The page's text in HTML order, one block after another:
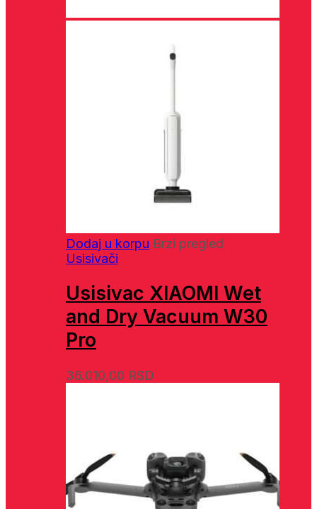
Dodaj u korpu Brzi pregled
Usisivači
Usisivac XIAOMI Wet
and Dry Vacuum W30
Pro
36.010,00 RSD